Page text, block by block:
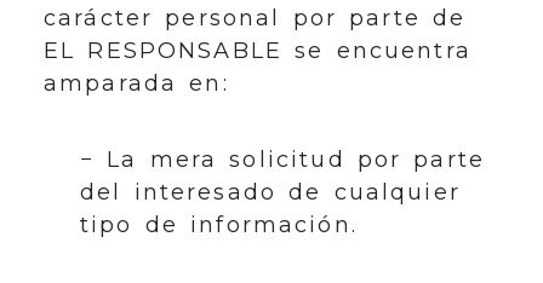
carácter personal por parte de
EL RESPONSABLE se encuentra
amparada en:
− La mera solicitud por parte
del interesado de cualquier
tipo de información.